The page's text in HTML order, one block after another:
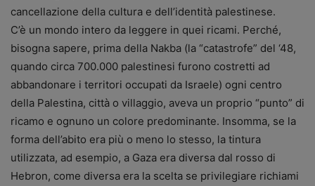
cancellazione della cultura e dell’identità palestinese.
C’è un mondo intero da leggere in quei ricami. Perché,
bisogna sapere, prima della Nakba (la “catastrofe” del ‘48,
quando circa 700.000 palestinesi furono costretti ad
abbandonare i territori occupati da Israele) ogni centro
della Palestina, città o villaggio, aveva un proprio “punto” di
ricamo e ognuno un colore predominante. Insomma, se la
forma dell’abito era più o meno lo stesso, la tintura
utilizzata, ad esempio, a Gaza era diversa dal rosso di
Hebron, come diversa era la scelta se privilegiare richiami